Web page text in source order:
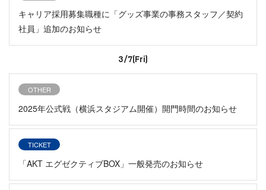
キャリア採用募集職種に「グッズ事業の事務スタッフ／契約
社員」追加のお知らせ
3/7(Fri)
OTHER
2025年公式戦（横浜スタジアム開催）開門時間のお知らせ
TICKET
「AKT エグゼクティブBOX」一般発売のお知らせ